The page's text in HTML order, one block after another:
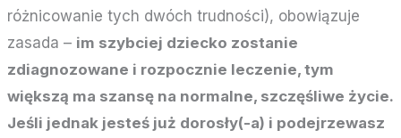
różnicowanie tych dwóch trudności), obowiązuje
zasada – im szybciej dziecko zostanie
zdiagnozowane i rozpocznie leczenie, tym
większą ma szansę na normalne, szczęśliwe życie.
Jeśli jednak jesteś już dorosły(-a) i podejrzewasz